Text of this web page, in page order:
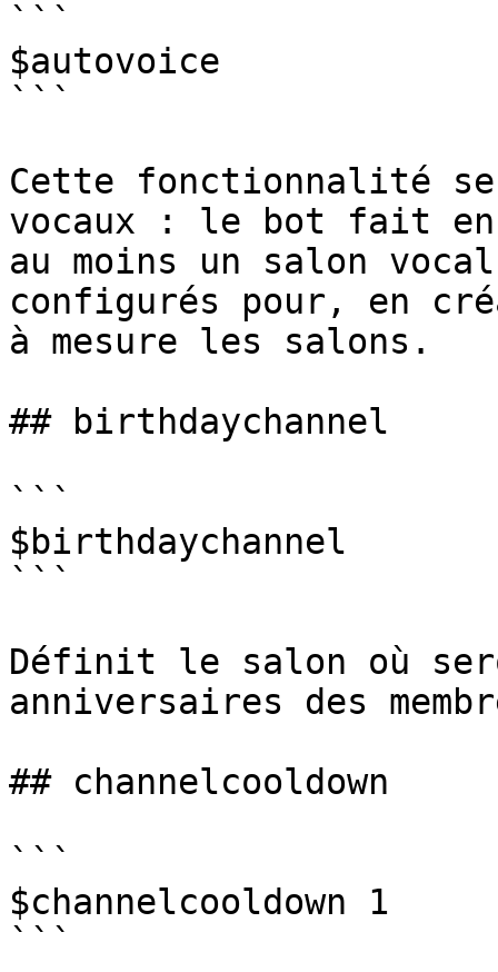
```
$autovoice
```
Cette fonctionnalité
vocaux : le bot fait
au moins un salon
configurés pour, en
à mesure les salons.
## birthdaychannel
```
$birthdaychannel
```
Définit le salon où
anniversaires des
## channelcooldown
```
$channelcooldown 1
```